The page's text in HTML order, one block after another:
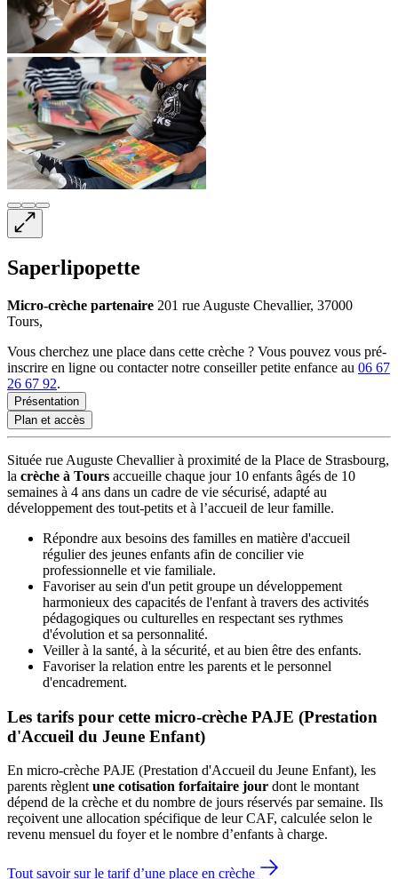
Saperlipopette
Micro-crèche partenaire 201 rue Auguste Chevallier, 37000
Tours,
Vous cherchez une place dans cette crèche ? Vous pouvez vous pré-
inscrire en ligne ou contacter notre conseiller petite enfance au 06 67
26 67 92.
Présentation
Plan et accès
Située rue Auguste Chevallier à proximité de la Place de Strasbourg,
la crèche à Tours accueille chaque jour 10 enfants âgés de 10
semaines à 4 ans dans un cadre de vie sécurisé, adapté au
développement des tout-petits et à l’accueil de leur famille.
Répondre aux besoins des familles en matière d'accueil
régulier des jeunes enfants afin de concilier vie
professionnelle et vie familiale.
Favoriser au sein d'un petit groupe un développement
harmonieux des capacités de l'enfant à travers des activités
pédagogiques ou culturelles en respectant ses rythmes
d'évolution et sa personnalité.
Veiller à la santé, à la sécurité, et au bien être des enfants.
Favoriser la relation entre les parents et le personnel
d'encadrement.
Les tarifs pour cette micro-crèche PAJE (Prestation
d'Accueil du Jeune Enfant)
En micro-crèche PAJE (Prestation d'Accueil du Jeune Enfant), les
parents règlent une cotisation forfaitaire jour dont le montant
dépend de la crèche et du nombre de jours réservés par semaine. Ils
reçoivent une allocation spécifique de leur CAF, calculée selon le
revenu mensuel du foyer et le nombre d’enfants à charge.
Tout savoir sur le tarif d’une place en crèche